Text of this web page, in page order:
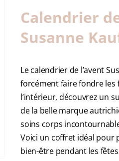
Calendrier
Susanne
Le calendrier de l’avent
forcément faire fondre les
l’intérieur, découvrez un
de la belle marque
soins corps
Voici un coffret idéal pour
bien-être pendant les